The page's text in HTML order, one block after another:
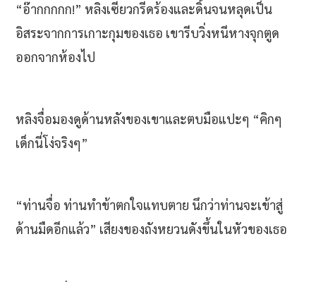
“อ๊ากกกกก!” หลิงเซียวกรีดร้องและดิ้นจนหลุดเป็น
อิสระจากการเกาะกุมของเธอ เขารีบวิ่งหนีหางจุกตูด
ออกจากห้องไป
หลิงจื่อมองดูด้านหลังของเขาและตบมือแปะๆ “คิกๆ
เด็กนี่โง่จริงๆ”
“ท่านจื่อ ท่านทำข้าตกใจแทบตาย นึกว่าท่านจะเข้าสู่
ด้านมืดอีกแล้ว” เสียงของถังหยวนดังขึ้นในหัวของเธอ